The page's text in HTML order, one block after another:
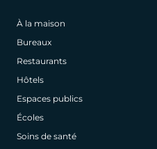
À la maison
Bureaux
Restaurants
Hôtels
Espaces publics
Écoles
Soins de santé